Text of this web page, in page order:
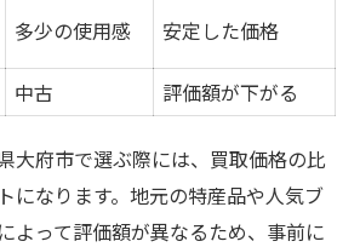
多少の使用感 安定した価格
中古 評価額が下がる
大府市で選ぶ際には、買取価格の比
になります。地元の特産品や人気ブ
よって評価額が異なるため、事前に